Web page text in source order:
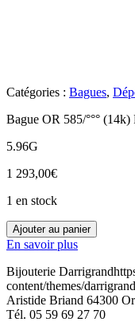
Catégories : Bagues,
Bague OR 585/°°°
5.96G
1 293,00€
1 en stock
quantité
de
O3200457
Ajouter au panier
En savoir plus
Bijouterie Darrigrand
content/themes/
Aristide Briand 64300
Tél. 05 59 69 27 70